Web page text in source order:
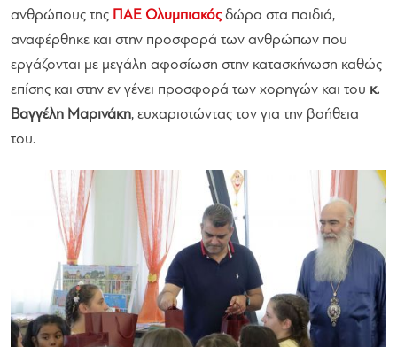
ανθρώπους της ΠΑΕ Ολυμπιακόςδώρα στα παιδιά,
αναφέρθηκε και στην προσφορά των ανθρώπων που
εργάζονται με μεγάλη αφοσίωση στην κατασκήνωση καθώς
επίσης και στην εν γένει προσφορά των χορηγών και του κ.
Βαγγέλη Μαρινάκη, ευχαριστώντας τον για την βοήθεια
του.